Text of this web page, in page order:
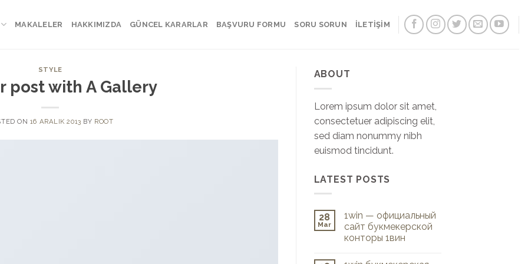
MAKALELER HAKKIMIZDA GÜNCEL KARARLAR BAŞVURU FORMU SORU SORUN İLETİŞİM
STYLE
post with A Gallery
ON 16 ARALIK 2013 BY ROOT
ABOUT
Lorem ipsum dolor sit amet,
consectetuer adipiscing elit,
sed diam nonummy nibh
euismod tincidunt.
LATEST POSTS
28
Mar
1win — официальный
сайт букмекерской
конторы 1вин